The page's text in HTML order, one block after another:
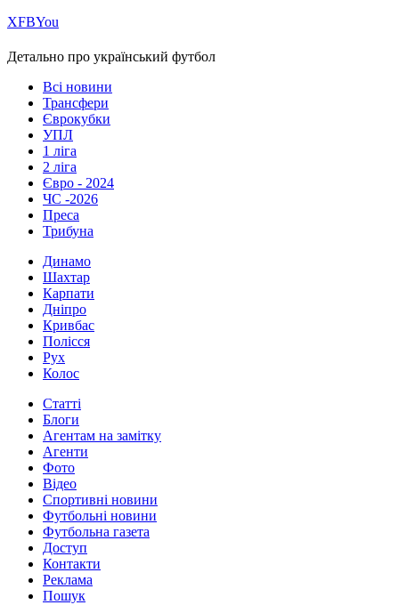
ХFBYou
Детально про український футбол
Всі новини
Трансфери
Єврокубки
УПЛ
1 ліга
2 ліга
Євро - 2024
ЧС -2026
Преса
Трибуна
Динамо
Шахтар
Карпати
Дніпро
Кривбас
Полісся
Рух
Колос
Статті
Блоги
Агентам на замітку
Агенти
Фото
Відео
Спортивні новини
Футбольні новини
Футбольна газета
Доступ
Контакти
Реклама
Пошук